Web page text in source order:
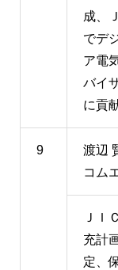
成、
でデ
ア電
バイ
に貢
9
渡辺
コム
ＪＩ
充計
定、